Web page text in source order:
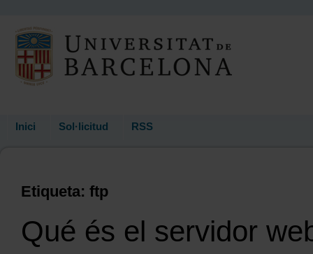
Inici Sol·licitud RSS
Etiqueta: ftp
Qué és el servidor